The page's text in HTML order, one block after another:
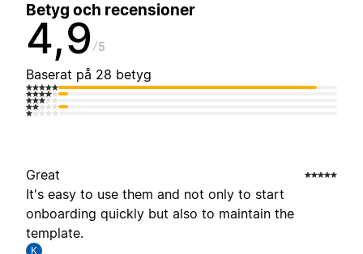
Betyg och recensioner
4,9 5
Baserat på 28 betyg
Great
It's easy to use them and not only to start
onboarding quickly but also to maintain the
template.
K